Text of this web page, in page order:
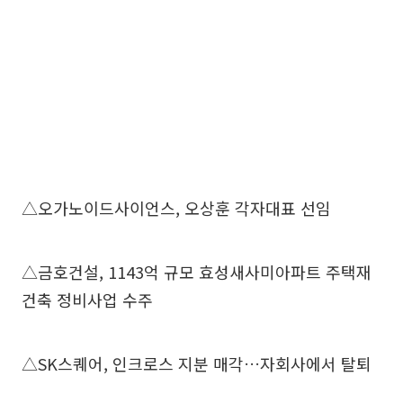
△오가노이드사이언스, 오상훈 각자대표 선임
△금호건설, 1143억 규모 효성새사미아파트 주택재
건축 정비사업 수주
△SK스퀘어, 인크로스 지분 매각…자회사에서 탈퇴